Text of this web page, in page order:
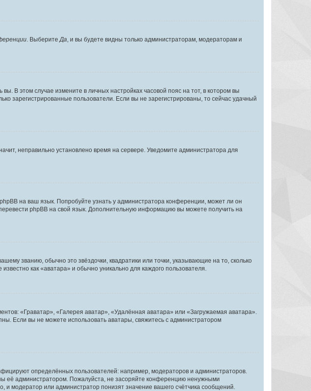
. Выберите Да , и вы будете видны только администраторам, модераторам и
В этом случае измените в личных настройках часовой пояс на тот, в котором вы
зарегистрированные пользователи. Если вы не зарегистрированы, то сейчас удачный
неправильно установлено время на сервере. Уведомите администратора для
на ваш язык. Попробуйте узнать у администратора конференции, может ли он
phpBB на свой язык. Дополнительную информацию вы можете получить на
званию, обычно это звёздочки, квадратики или точки, указывающие на то, сколько
как «аватара» и обычно уникально для каждого пользователя.
«Граватар», «Галерея аватар», «Удалённая аватара» или «Загружаемая аватара».
Если вы не можете использовать аватары, свяжитесь с администратором
определённых пользователей: например, модераторов и администраторов.
её администратором. Пожалуйста, не засоряйте конференцию ненужными
модератор или администратор понизят значение вашего счётчика сообщений.